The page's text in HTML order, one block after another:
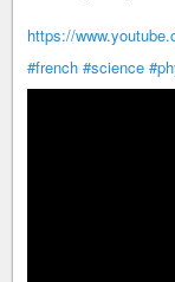
https://
#french #science